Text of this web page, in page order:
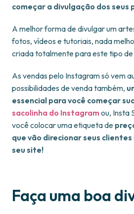
começar a divulgação dos seus
A melhor forma de divulgar um
fotos, vídeos e tutoriais, nada
criada totalmente para este tipo
As vendas pelo Instagram só vem
possibilidades de venda também,
essencial para você começar
sacolinha do Instagramou, Insta
você colocar uma etiqueta de
que vão direcionar seus
seu site!
Faça uma boa